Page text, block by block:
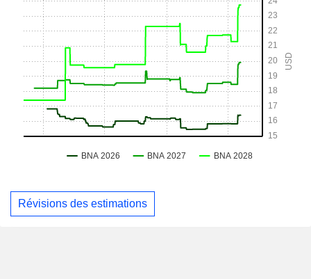
Révisions des estimations